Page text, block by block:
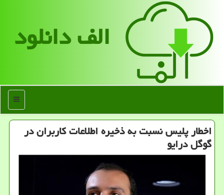
الف دانلود
منو
اخطار پلیس نسبت به ذخیره اطلاعات کاربران در
گوگل درایو